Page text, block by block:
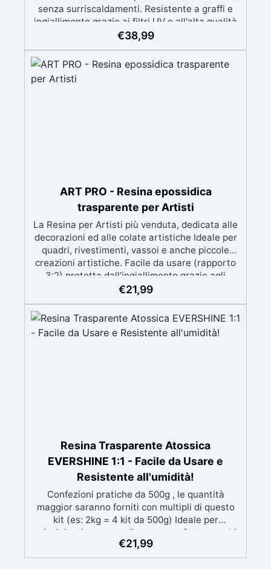
senza surriscaldamenti. Resistente a graffi e
ingiallimento grazie ai filtri UV e all'alta qualità
meccanica. Bassa viscosità per eliminare bolle
BPA/VOC free e certificata per il contatto
prolungato con la pelle.
€38,99
ART PRO - Resina epossidica
trasparente per Artisti
La Resina per Artisti più venduta, dedicata alle
decorazioni ed alle colate artistiche Ideale per
quadri, rivestimenti, vassoi e anche piccole
creazioni artistiche. Facile da usare (rapporto
3:2) protetta dall’ingiallimento grazie agli
speciali filtri UV Formula densa : non cola via,
in 12-24h garantendo una superficie lucida e
brillante
€21,99
Resina Trasparente Atossica
EVERSHINE 1:1 - Facile da Usare e
Resistente all'umidità!
Confezioni pratiche da 500g , le quantità
maggior saranno forniti con multipli di questo
kit (es: 2kg = 4 kit da 500g) Ideale per
principianti: a prova di errore, perfetta per chi
inizia. Sempre lucida: garantisce una finitura
brillante e uniforme in ogni condizione.
€21,99